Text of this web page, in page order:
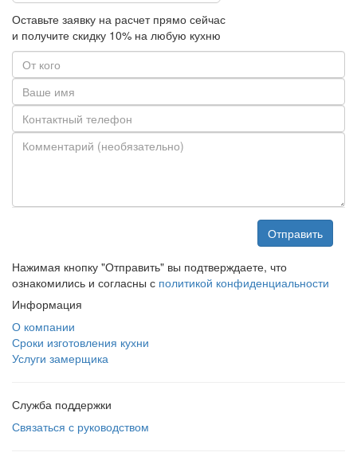
Оставьте заявку на расчет прямо сейчас
и получите скидку 10% на любую кухню
Отправить
Нажимая кнопку "Отправить" вы подтверждаете, что
ознакомились и согласны с политикой конфиденциальности
Информация
О компании
Сроки изготовления кухни
Услуги замерщика
Служба поддержки
Связаться с руководством